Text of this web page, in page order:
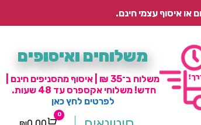
משלוחים ואיסופים
משלוח ב־35 ₪ | איסוף מהסניפים חינם |
חדש! משלוחי אקספרס עד 48 שעות.
לפרטים לחץ כאן
0